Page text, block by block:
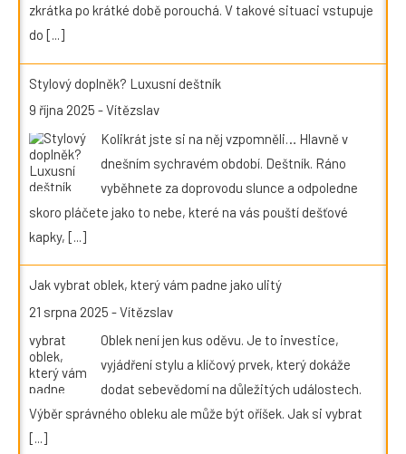
zkrátka po krátké době porouchá. V takové situaci vstupuje
do [...]
Stylový doplněk? Luxusní deštník
9 října 2025 -Vítězslav
Kolikrát jste si na něj vzpomněli… Hlavně v
dnešním sychravém období. Deštník. Ráno
vyběhnete za doprovodu slunce a odpoledne
skoro pláčete jako to nebe, které na vás pouští dešťové
kapky, [...]
Jak vybrat oblek, který vám padne jako ulitý
21 srpna 2025 -Vítězslav
Oblek není jen kus oděvu. Je to investice,
vyjádření stylu a klíčový prvek, který dokáže
dodat sebevědomí na důležitých událostech.
Výběr správného obleku ale může být oříšek. Jak si vybrat
[...]